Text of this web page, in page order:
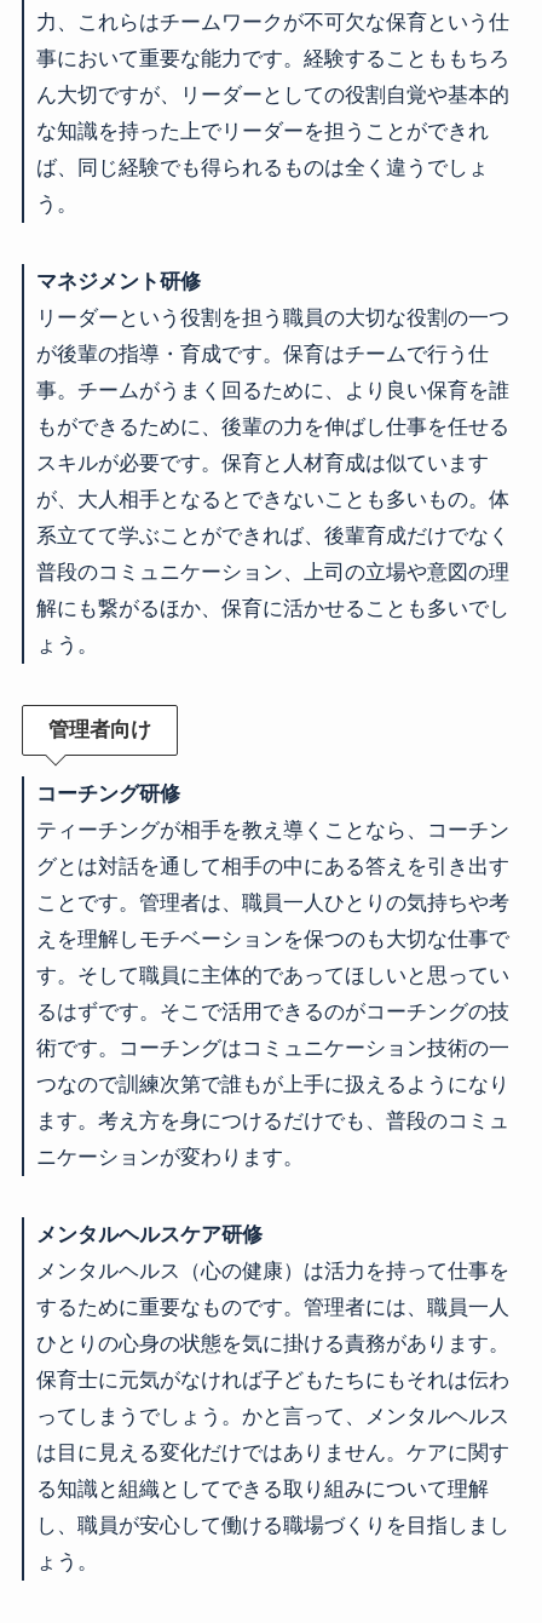
力、これらはチームワークが不可欠な保育という仕
事において重要な能力です。経験することももちろ
ん大切ですが、リーダーとしての役割自覚や基本的
な知識を持った上でリーダーを担うことができれ
ば、同じ経験でも得られるものは全く違うでしょ
う。
マネジメント研修
リーダーという役割を担う職員の大切な役割の一つ
が後輩の指導・育成です。保育はチームで行う仕
事。チームがうまく回るために、より良い保育を誰
もができるために、後輩の力を伸ばし仕事を任せる
スキルが必要です。保育と人材育成は似ています
が、大人相手となるとできないことも多いもの。体
系立てて学ぶことができれば、後輩育成だけでなく
普段のコミュニケーション、上司の立場や意図の理
解にも繋がるほか、保育に活かせることも多いでし
ょう。
管理者向け
コーチング研修
ティーチングが相手を教え導くことなら、コーチン
グとは対話を通して相手の中にある答えを引き出す
ことです。管理者は、職員一人ひとりの気持ちや考
えを理解しモチベーションを保つのも大切な仕事で
す。そして職員に主体的であってほしいと思ってい
るはずです。そこで活用できるのがコーチングの技
術です。コーチングはコミュニケーション技術の一
つなので訓練次第で誰もが上手に扱えるようになり
ます。考え方を身につけるだけでも、普段のコミュ
ニケーションが変わります。
メンタルヘルスケア研修
メンタルヘルス（心の健康）は活力を持って仕事を
するために重要なものです。管理者には、職員一人
ひとりの心身の状態を気に掛ける責務があります。
保育士に元気がなければ子どもたちにもそれは伝わ
ってしまうでしょう。かと言って、メンタルヘルス
は目に見える変化だけではありません。ケアに関す
る知識と組織としてできる取り組みについて理解
し、職員が安心して働ける職場づくりを目指しまし
ょう。